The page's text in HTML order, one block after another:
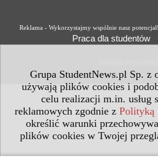
Grupa StudentNews.pl Sp. z
używają plików cookies i
celu realizacji m.in. usług
reklamowych zgodnie z Polityką
określić warunki
plików cookies w Twojej
Reklama - Wykorzystajmy wspólnie nasz potencjał!
Praca dla studentów